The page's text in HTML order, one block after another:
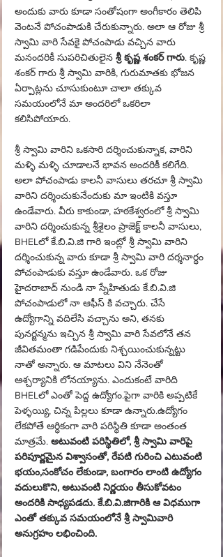
అందుకు వారు కూడా సంతోషంగా అంగీకారం తెలిపి
వెంటనే పోచంపాడుకి చేరుకున్నారు. అలా ఆ రోజు శ్రీ
స్వామి వారి సేవకై పోచంపాడు వచ్చిన వారు
మనందరికీ సుపరిచితులైన శ్రీ కృష్ణ శంకర్ గారు. కృష్ణ
శంకర్ గారు శ్రీ స్వామి వారికి, గురుమాతకు భోజన
ఏర్పాట్లను చూసుకుంటూ చాలా తక్కువ
సమయంలోనే మా అందరిలో ఒకరిలా
కలిసిపోయారు.
శ్రీ స్వామి వారిని ఒకసారి దర్శించుకున్నాక, వారిని
మళ్ళి మళ్ళి చూడాలనే భావన అందరికీ కలిగేది.
అలా పోచంపాడు కాలనీ వాసులు తరచూ శ్రీ స్వామి
వారిని దర్శించుకునేందుకు మా ఇంటికి వస్తూ
ఉండేవారు. వీరు కాకుండా, హఠకేశ్వరంలో శ్రీ స్వామి
వారిని దర్శించుకున్న శ్రీశైలం ప్రాజెక్ట్ కాలనీ వాసులు,
BHELలో కే.బి.వి.జి గారి ఇంట్లో శ్రీ స్వామి వారిని
దర్శించుకున్న వారు కూడా శ్రీ స్వామి వారి దర్శనార్ధం
పోచంపాడుకు వస్తూ ఉండేవారు. ఒక రోజు
హైదరాబాద్ నుండి నా స్నేహితుడు కే.బి.వి.జి
పోచంపాడులో నా ఆఫీస్ కి వచ్చారు. చేసే
ఉద్యోగాన్ని వదిలేసి వచ్చాను అని, తనకు
పునర్జన్మను ఇచ్చిన శ్రీ స్వామి వారి సేవలోనే తన
జీవితమంతా గడిపేందుకు నిశ్చయించుకున్నట్టు
నాతో అన్నారు. ఆ మాటలు విని నేనెంతో
ఆశ్చర్యానికి లోనయ్యాను. ఎందుకంటే వారిది
BHELలో ఎంతో పెద్ద ఉద్యోగం.పైగా వారికి అప్పటికే
పెళ్ళయ్యి, చిన్న పిల్లలు కూడా ఉన్నారు.ఉద్యోగం
లేకపోతే ఆర్ధికంగా వారి పరిస్థితి కూడా అంతంత
మాత్రమే. అటువంటి పరిస్థితిలో, శ్రీ స్వామి వారిపై
పరిపూర్ణమైన విశ్వాసంతో, రేపటి గురించి ఎటువంటి
భయం,సంకోచం లేకుండా, బంగారం లాంటి ఉద్యోగం
వదులుకొని, అటువంటి నిర్ణయం తీసుకోవటం
అందరికి సాధ్యపడదు. కే.బి.వి.జిగారికి ఆ విధముగా
ఎంతో తక్కువ సమయంలోనే శ్రీ స్వామివారి
అనుగ్రహం లభించింది.